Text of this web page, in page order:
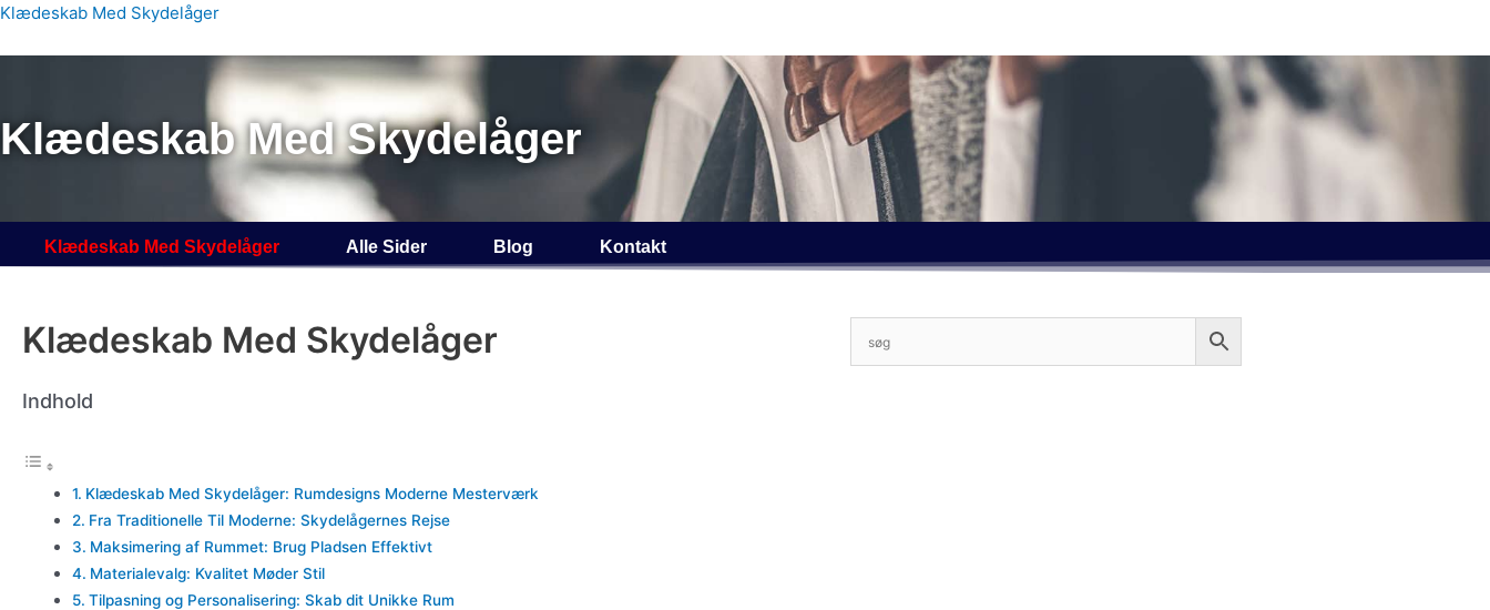
Gå
Klædeskab Med Skydelåger
Klædeskab Med Skydelåger
Klædeskab Med Skydelåger Alle Sider Blog Kontakt
Klædeskab Med Skydelåger
Indhold
Klædeskab Med Skydelåger: Rumdesigns Moderne Mesterværk
Fra Traditionelle Til Moderne: Skydelågernes Rejse
Maksimering af Rummet: Brug Pladsen Effektivt
Materialevalg: Kvalitet Møder Stil
Tilpasning og Personalisering: Skab dit Unikke Rum